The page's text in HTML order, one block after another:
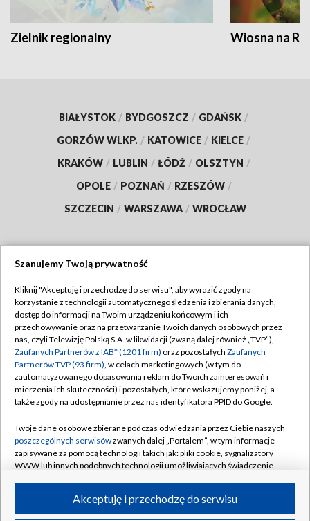
Zielnik regionalny Wiosna na
BIAŁYSTOK / BYDGOSZCZ / GDAŃSK /
GORZÓW WLKP. / KATOWICE / KIELCE /
KRAKÓW / LUBLIN / ŁÓDŹ / OLSZTYN /
OPOLE / POZNAŃ / RZESZÓW /
SZCZECIN / WARSZAWA / WROCŁAW
TVP
Abonament TVP
Emisja w TVP
Centrum informacji TVP
Naziemna Telewizja Cyfrowa
Rada Programowa
System NOS
Informacje o nadawcy
Program dla prasy
Regulamin TVP
Polityka prywatności
Moje zgody
Pomoc
Kontakt
Kanały
Szanujemy Twoją prywatność
Kliknij "Akceptuję i przechodzę do serwisu", aby wyrazić zgody na
korzystanie z technologii automatycznego śledzenia i zbierania danych,
dostęp do informacji na Twoim urządzeniu końcowym i ich
przechowywanie oraz na przetwarzanie Twoich danych osobowych przez
nas, czyli Telewizję Polską S.A. w likwidacji (zwaną dalej również „TVP”),
Zaufanych Partnerów z IAB* (1201 firm) oraz pozostałych Zaufanych
Partnerów TVP (93 firm), w celach marketingowych (w tym do
zautomatyzowanego dopasowania reklam do Twoich zainteresowań i
mierzenia ich skuteczności) i pozostałych, które wskazujemy poniżej, a
także zgody na udostępnianie przez nas identyfikatora PPID do Google.
Twoje dane osobowe zbierane podczas odwiedzania przez Ciebie naszych
poszczególnych serwisówzwanych dalej „Portalem”, w tym informacje
zapisywane za pomocą technologii takich jak: pliki cookie, sygnalizatory
WWW lub innych podobnych technologii umożliwiających świadczenie
ruchu w Internecie.Akceptuję i przechodzę do serwisu